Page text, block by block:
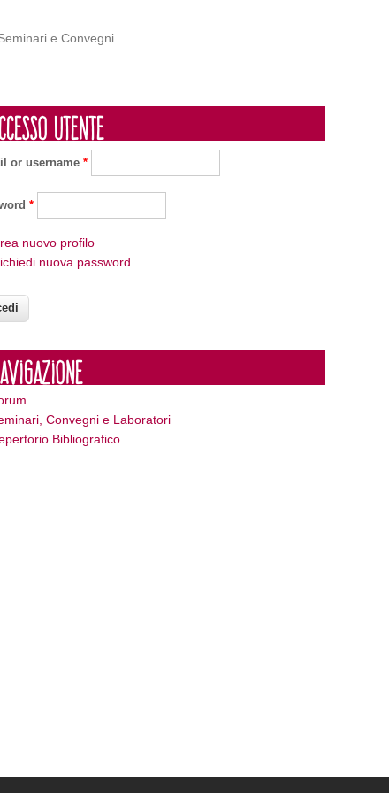
e Convegni
utente
or username *
*
nuovo profilo
nuova password
Convegni e Laboratori
Bibliografico